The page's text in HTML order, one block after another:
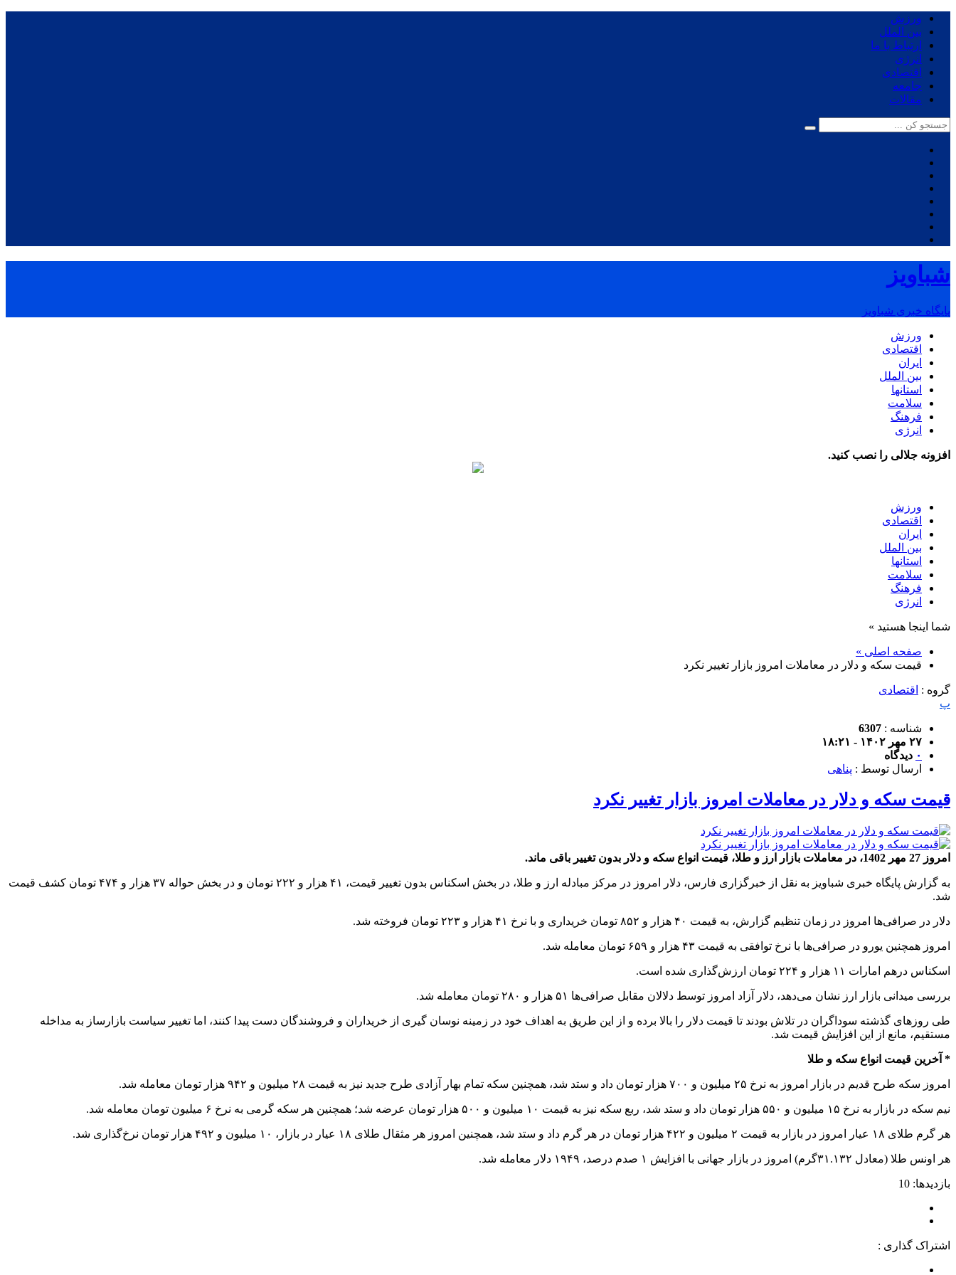
ورزش
بین الملل
ارتباط با ما
انرژی
اقتصادی
جامعه
مقالات
شباویز
پایگاه خبری شباویز
ورزش
اقتصادی
ایران
بین الملل
استانها
سلامت
فرهنگ
انرژی
افزونه جلالی را نصب کنید.
ورزش
اقتصادی
ایران
بین الملل
استانها
سلامت
فرهنگ
انرژی
شما اینجا هستید »
صفحه اصلی »
قیمت سکه و دلار در معاملات امروز بازار تغییر نکرد
گروه : اقتصادی
پ
شناسه : 6307
۲۷ مهر ۱۴۰۲ - ۱۸:۲۱
۰ دیدگاه
ارسال توسط : پناهی
قیمت سکه و دلار در معاملات امروز بازار تغییر نکرد
امروز 27 مهر 1402، در معاملات بازار ارز و طلا، قیمت انواع سکه و دلار بدون تغییر باقی ماند.
به گزارش پایگاه خبری شباویز به نقل از خبرگزاری فارس، دلار امروز در مرکز مبادله ارز و طلا، در بخش اسکناس بدون تغییر قیمت، ۴۱ هزار و ۲۲۲ تومان و در بخش حواله‌ ۳۷ هزار و ۴۷۴ تومان کشف قیمت
شد‌.
دلار در ‌‌صرافی‌ها امروز در زمان تنظیم گزارش، به قیمت ۴۰ هزار و ۸۵۲ تومان خریداری و با نرخ ۴۱ هزار و ۲۲۳ تومان فروخته شد.
امروز همچنین ‌یورو در صرافی‌ها با نرخ توافقی به قیمت ۴۳ هزار و ۶۵۹ تومان معامله شد.
اسکناس درهم امارات ۱۱ هزار و ۲۲۴ تومان ارزش‌گذاری شده است.
بررسی میدانی بازار ارز نشان می‌دهد‌،‌ دلار آزاد امروز توسط دلالان مقابل صرافی‌ها ۵۱ هزار و ۲۸۰ تومان معامله شد.
طی روزهای گذشته سوداگران در تلاش بودند تا قیمت دلار را بالا برده و از این طریق به اهداف خود در زمینه نوسان گیری از خریداران و فروشندگان دست پیدا کنند، اما تغییر سیاست بازارساز به مداخله
مستقیم، مانع از این افزایش قیمت شد.
* آخرین قیمت انواع سکه و طلا
امروز سکه طرح قدیم‌ در بازار امروز‌ به نرخ ۲۵ میلیون و ۷۰۰ هزار تومان داد و ستد شد، همچنین سکه تمام بهار آزادی طرح جدید نیز به قیمت ۲۸ میلیون و ۹۴۲ هزار تومان معامله شد.
نیم سکه در بازار به نرخ ۱۵ میلیون و ۵۵۰ هزار تومان داد و ستد شد، ربع سکه نیز به قیمت ۱۰ میلیون و ۵۰۰ هزار تومان عرضه شد؛ همچنین هر سکه گرمی به نرخ ۶ میلیون تومان معامله شد.
هر گرم طلای ۱۸ عیار امروز در بازار به قیمت ۲ میلیون و ۴۲۲ هزار تومان در هر گرم داد و ستد شد‌، همچنین امروز هر مثقال طلای ۱۸ عیار در بازار، ۱۰ میلیون و ۴۹۲ هزار تومان نرخ‌گذاری شد.
هر اونس طلا (معادل ۳۱.۱۳۲گرم) امروز در بازار جهانی‌ با افزایش ۱ صدم درصد، ۱۹۴۹ دلار معامله شد. ‌
بازدیدها: 10
اشتراک گذاری :